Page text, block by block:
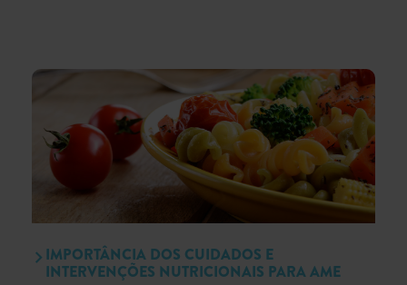
IMPORTÂNCIA DOS CUIDADOS E
INTERVENÇÕES NUTRICIONAIS PARA AME